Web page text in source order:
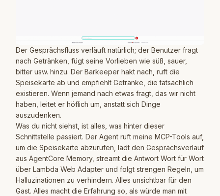
Der Gesprächsfluss verläuft natürlich; der Benutzer fragt
nach Getränken, fügt seine Vorlieben wie süß, sauer,
bitter usw. hinzu. Der Barkeeper hakt nach, ruft die
Speisekarte ab und empfiehlt Getränke, die tatsächlich
existieren. Wenn jemand nach etwas fragt, das wir nicht
haben, leitet er höflich um, anstatt sich Dinge
auszudenken.
Was du nicht siehst, ist alles, was hinter dieser
Schnittstelle passiert. Der Agent ruft meine MCP-Tools auf,
um die Speisekarte abzurufen, lädt den Gesprächsverlauf
aus AgentCore Memory, streamt die Antwort Wort für Wort
über Lambda Web Adapter und folgt strengen Regeln, um
Halluzinationen zu verhindern. Alles unsichtbar für den
Gast. Alles macht die Erfahrung so, als würde man mit